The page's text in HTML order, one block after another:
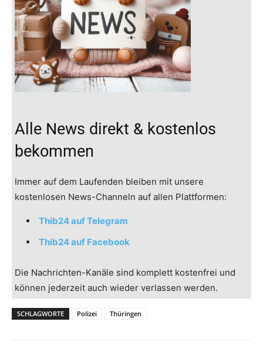
Alle News direkt & kostenlos
bekommen
Immer auf dem Laufenden bleiben mit unsere
kostenlosen News-Channeln auf allen Plattformen:
Thib24 auf Telegram
Thib24 auf Facebook
Die Nachrichten-Kanäle sind komplett kostenfrei und
können jederzeit auch wieder verlassen werden.
SCHLAGWORTE Polizei Thüringen